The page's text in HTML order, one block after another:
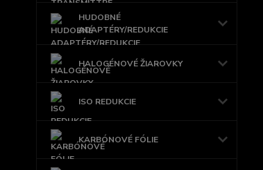
HUDOBNÉ
ADAPTÉRY/REDUKCIE
HALOGÉNOVÉ ŽIAROVKY
ISO REDUKCIE
KARBÓNOVÉ FÓLIE